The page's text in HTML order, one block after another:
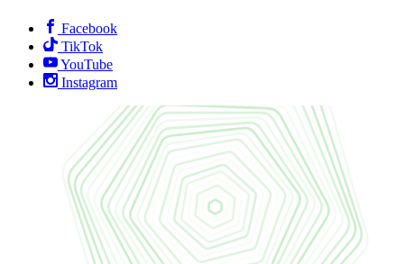
Facebook
TikTok
YouTube
Instagram